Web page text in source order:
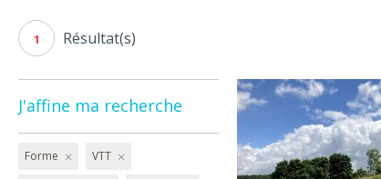
1 Résultat(s)
J'affine ma recherche
Forme VTT